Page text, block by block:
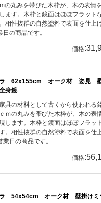
の丸みを帯びた木枠が、木の表情
ます。木枠と鏡面はほぼフラット
相性抜群の自然塗料で表面を仕上
の商品です。
価格
ラ 62x155cm オーク材 姿見 壁
身鏡
具の材料として古くから使われる
ｍの丸みを帯びた木枠が、木の表
します。木枠と鏡面はほぼフラッ
。相性抜群の自然塗料で表面を仕
日の商品です。
価格
ラ 54x54cm オーク材 壁掛け